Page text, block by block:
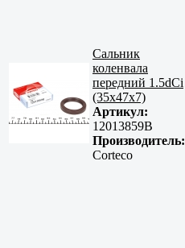
Сальник
коленвала
передний 1.5dCi
(35x47x7)
Артикул:
12013859B
Производитель:
Corteco